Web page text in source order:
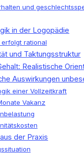
und
in der Logopädie
rational
und Taktungsstruktur
Realistische
Auswirkungen
einer Vollzeitkraft
Vakanz
der Praxis